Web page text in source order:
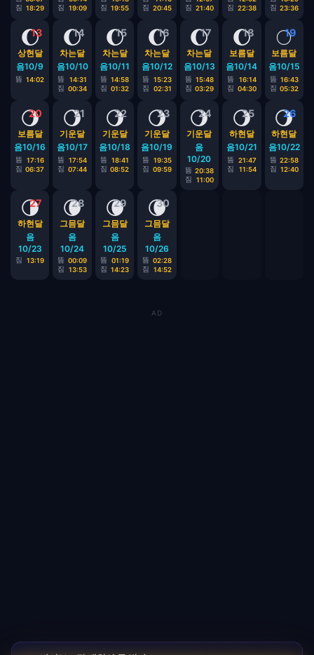
짐 18:29
짐
19:09
짐 19:55
짐 20:45
짐 21:40
짐 22:38
짐 23:36
13
🌔
상현달
음10/9
뜸 14:02
14
🌔
차는달
음10/10
뜸
14:31
짐 00:34
15
🌔
차는달
음10/11
뜸 14:58
짐 01:32
16
🌔
차는달
음10/12
뜸
15:23
짐
02:31
17
🌔
차는달
음10/13
뜸 15:48
짐 03:29
18
🌔
보름달
음10/14
뜸
16:14
짐 04:30
19
🌕
보름달
음10/15
뜸 16:43
짐 05:32
20
🌖
보름달
음10/16
뜸
17:16
짐 06:37
21
🌖
기운달
음10/17
뜸
17:54
짐 07:44
22
🌖
기운달
음10/18
뜸
18:41
짐 08:52
23
🌖
기운달
음10/19
뜸
19:35
짐 09:59
24
🌖
기운달
음
10/20
뜸 20:38
짐
11:00
25
🌖
하현달
음10/21
뜸
21:47
짐
11:54
26
🌖
하현달
음10/22
뜸 22:58
짐 12:40
27
🌗
하현달
음
10/23
짐 13:19
28
🌘
그믐달
음
10/24
뜸 00:09
짐
13:53
29
🌘
그믐달
음
10/25
뜸
01:19
짐 14:23
30
🌘
그믐달
음
10/26
뜸 02:28
짐
14:52
AD